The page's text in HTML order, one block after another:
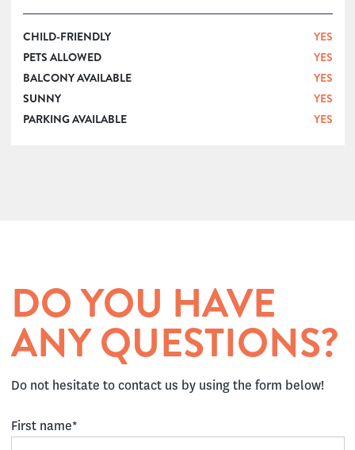
CHILD-FRIENDLY
YES
PETS ALLOWED
YES
BALCONY AVAILABLE
YES
SUNNY
YES
PARKING AVAILABLE
YES
DO YOU HAVE
ANY QUESTIONS?
Do not hesitate to contact us by using the form below!
First name*